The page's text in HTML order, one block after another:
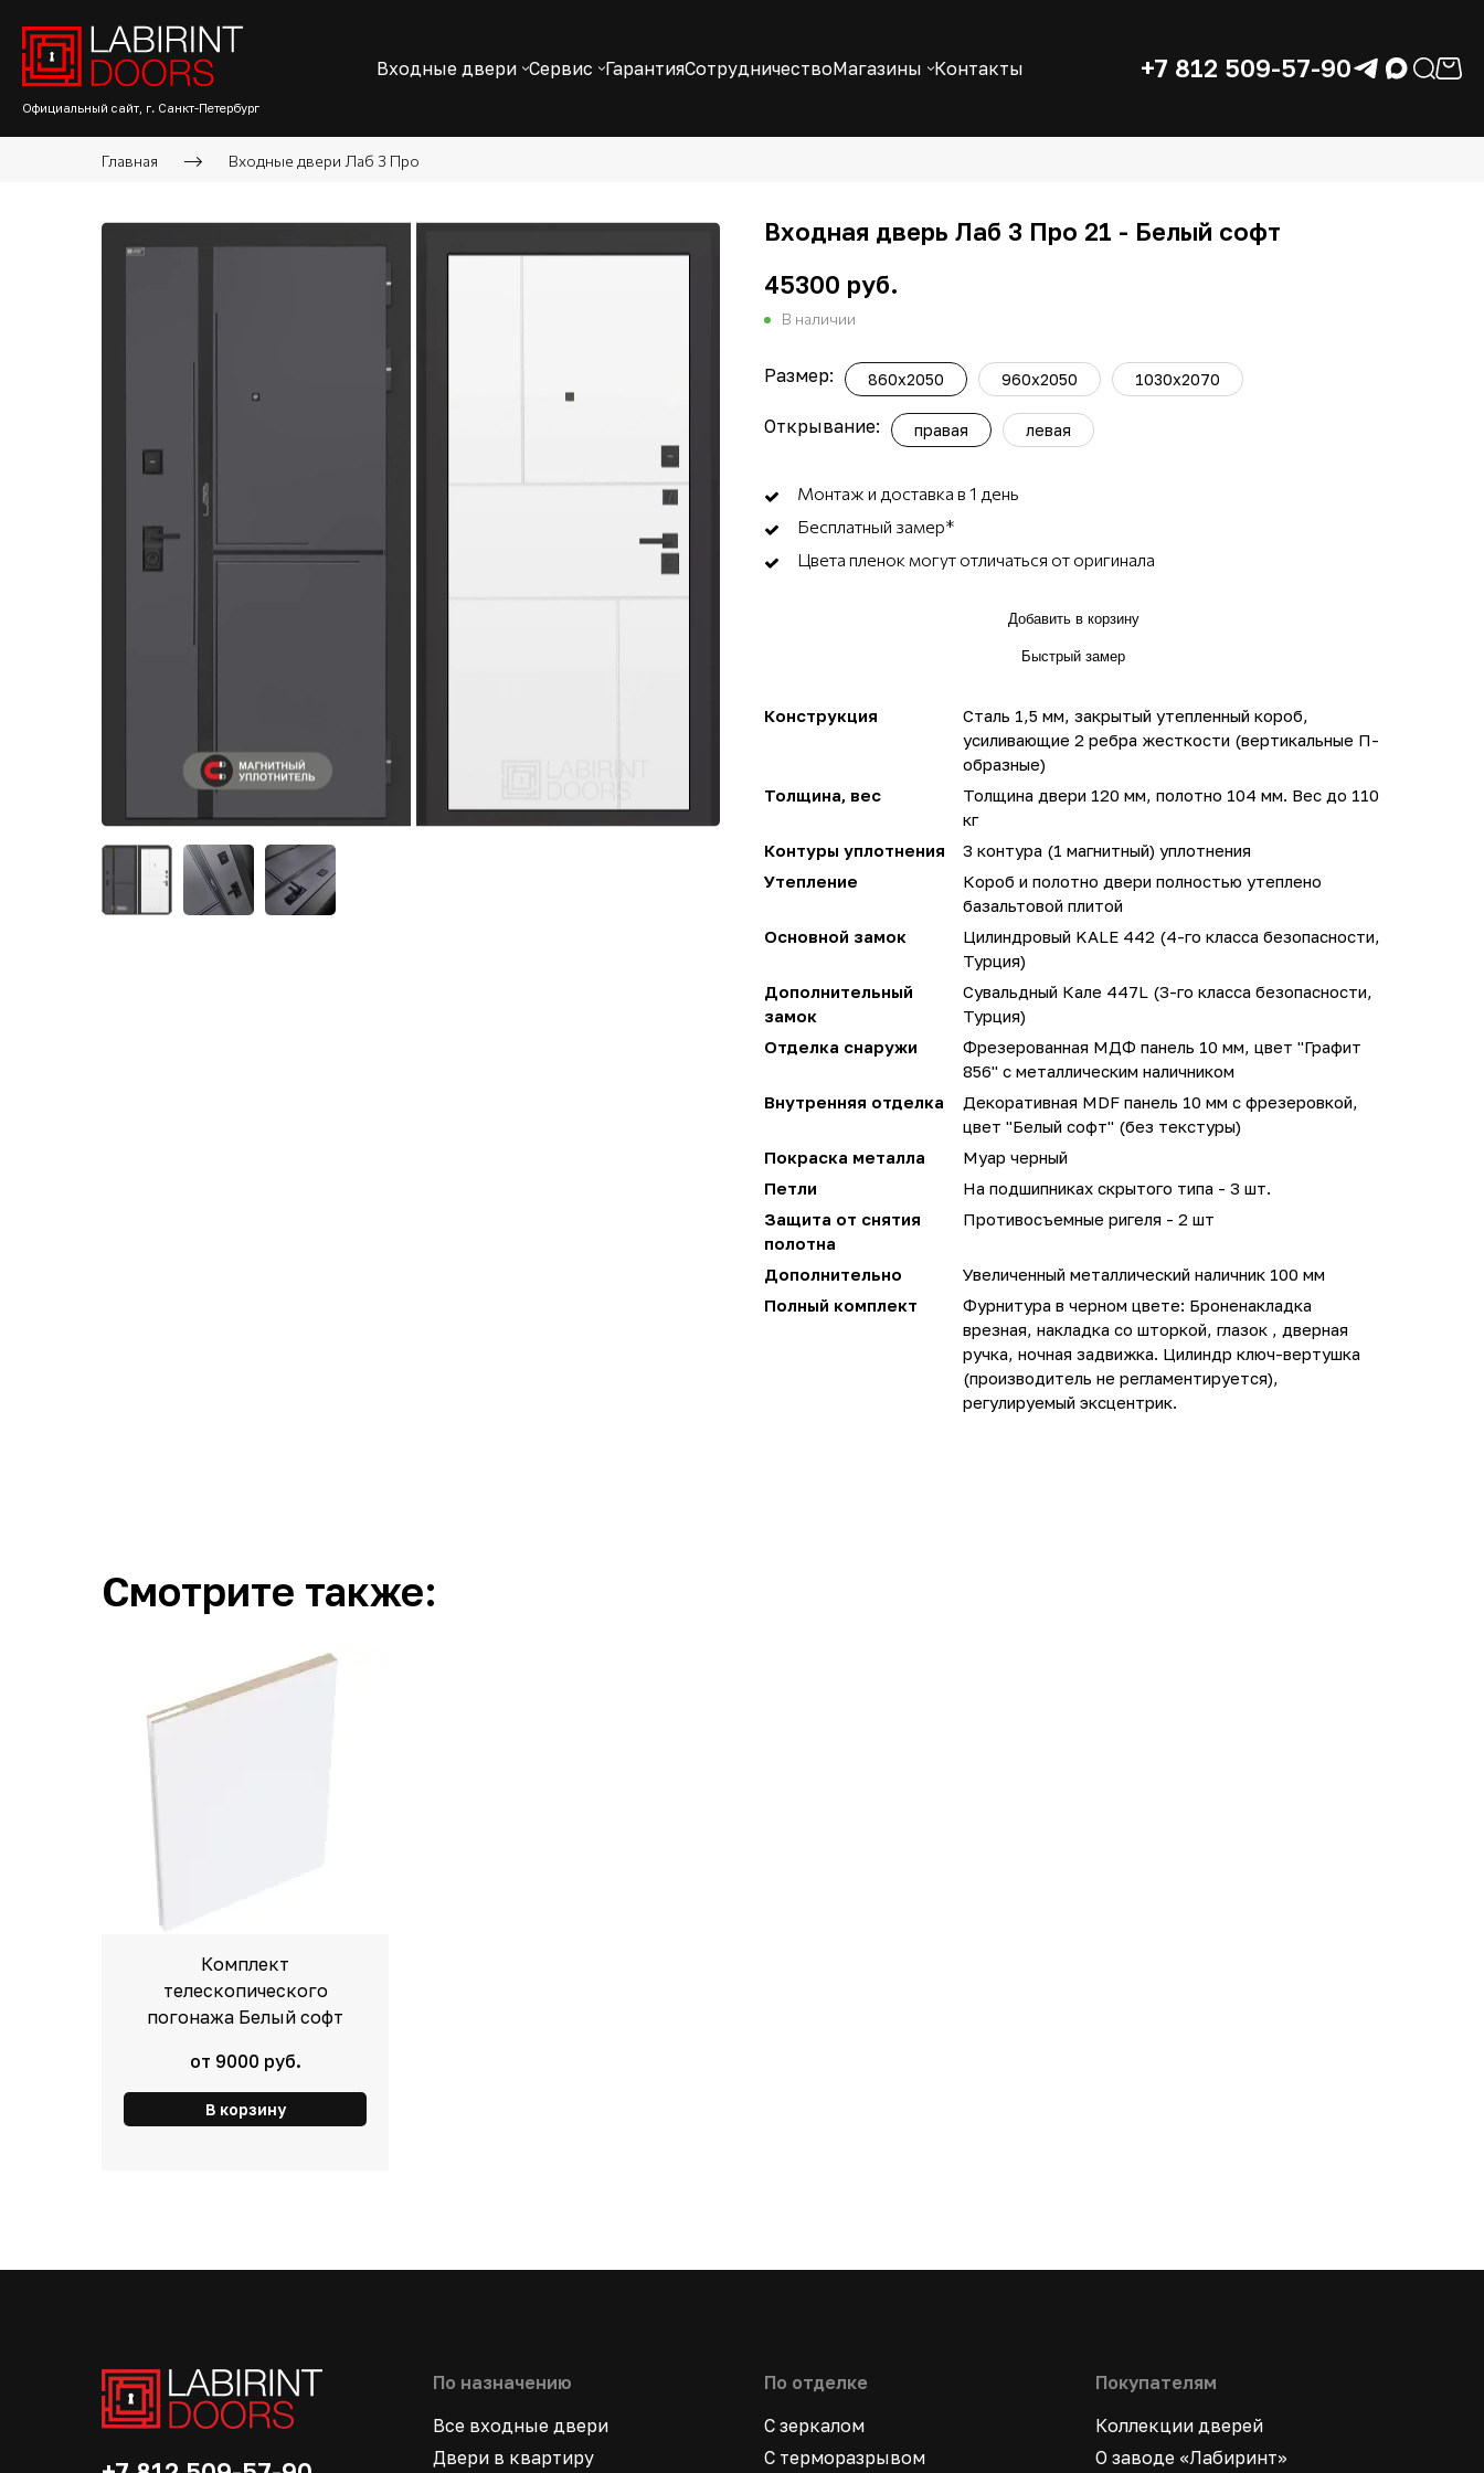
Официальный сайт, г. Санкт-Петербург
Входные двери Сервис ГарантияСотрудничествоМагазины Контакты +7 812 509-57-90
Главная Входные двери Лаб 3 Про
Входная дверь Лаб 3 Про 21 - Белый софт
45300 руб.
В наличии
Размер: 860х2050 960х2050 1030х2070
Открывание: правая левая
Монтаж и доставка в 1 день
Бесплатный замер*
Цвета пленок могут отличаться от оригинала
Добавить в корзину
Быстрый замер
Конструкция
Сталь 1,5 мм, закрытый утепленный короб,
усиливающие 2 ребра жесткости (вертикальные П-
образные)
Толщина, вес
Толщина двери 120 мм, полотно 104 мм. Вес до 110
кг
Контуры уплотнения
3 контура (1 магнитный) уплотнения
Утепление
Короб и полотно двери полностью утеплено
базальтовой плитой
Основной замок
Цилиндровый KALE 442 (4-го класса безопасности,
Турция)
Дополнительный
замок
Сувальдный Кале 447L (3-го класса безопасности,
Турция)
Отделка снаружи
Фрезерованная МДФ панель 10 мм, цвет "Графит
856" с металлическим наличником
Внутренняя отделка
Декоративная MDF панель 10 мм с фрезеровкой,
цвет "Белый софт" (без текстуры)
Покраска металла
Муар черный
Петли
На подшипниках скрытого типа - 3 шт.
Защита от снятия
полотна
Противосъемные ригеля - 2 шт
Дополнительно
Увеличенный металлический наличник 100 мм
Полный комплект
Фурнитура в черном цвете: Броненакладка
врезная, накладка со шторкой, глазок , дверная
ручка, ночная задвижка. Цилиндр ключ-вертушка
(производитель не регламентируется),
регулируемый эксцентрик.
Смотрите также:
Комплект
телескопического
погонажа Белый софт
от 9000 руб.
В корзину
По назначению
Все входные двери
Двери в квартиру
По отделке
С зеркалом
С терморазрывом
Покупателям
Коллекции дверей
О заводе «Лабиринт»